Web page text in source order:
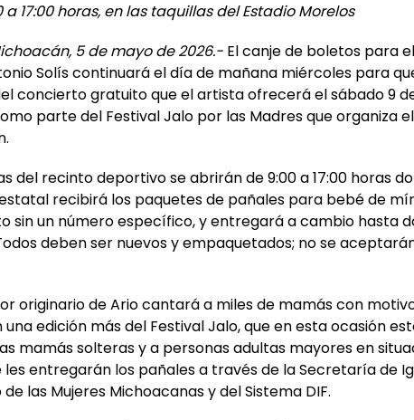
a 17:00 horas, en las taquillas del Estadio Morelos
5 de mayo de 2026.- El canje de boletos para
Solís continuará el día de mañana miércoles para
concierto gratuito que el artista ofrecerá el sábado 9
parte del Festival Jalo por las Madres que organiza
del recinto deportivo se abrirán de 9:00 a 17:00 horas
recibirá los paquetes de pañales para bebé de
sin un número específico, y entregará a cambio hasta
deben ser nuevos y empaquetados; no se
originario de Ario cantará a miles de mamás con
una edición más del Festival Jalo, que en esta ocasión
mamás solteras y a personas adultas mayores en
les entregarán los pañales a través de la Secretaría de
las Mujeres Michoacanas y del Sistema DIF.